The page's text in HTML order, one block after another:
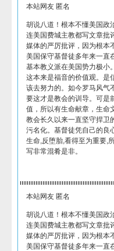
本站网友 匿名
胡说八道！根本不懂美国政
连美国费城主教都写文章批
媒体的严厉批评，因为根本
美国保守基督徒多年来一直
基本教义派在美国势力极小。
这本来是福音的价值观。是
该去努力的。如今罗马风气
要这才是教会的训导。可是
值，所以有生命献章，生命
教会长久以来一直坚守捍卫
污名化。基督徒凭自己的良
生命,反堕胎,看得至为重要,
写非常混肴是非。
本站网友 匿名
胡说八道！根本不懂美国政
连美国费城主教都写文章批
媒体的严厉批评，因为根本
美国保守基督徒多年来一直